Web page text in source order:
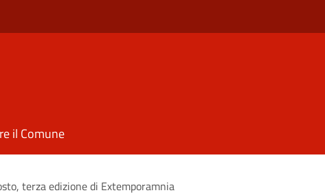
il Comune
terza edizione di Extemporamnia